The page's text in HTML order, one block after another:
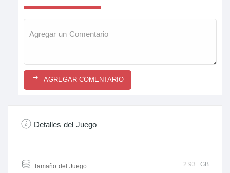
AGREGAR COMENTARIO
Detalles del Juego
Tamaño del Juego 2.93 GB